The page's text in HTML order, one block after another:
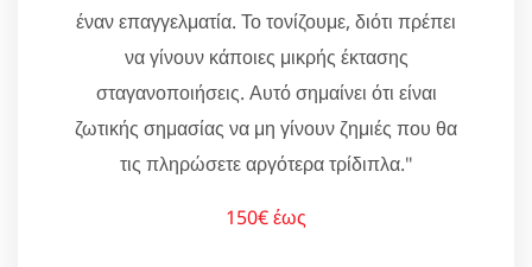
έναν επαγγελματία. Το τονίζουμε, διότι πρέπει
να γίνουν κάποιες μικρής έκτασης
σταγανοποιήσεις. Αυτό σημαίνει ότι είναι
ζωτικής σημασίας να μη γίνουν ζημιές που θα
τις πληρώσετε αργότερα τρίδιπλα."
150€ έως